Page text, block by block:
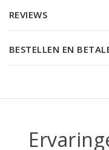
REVIEWS
BESTELLEN EN